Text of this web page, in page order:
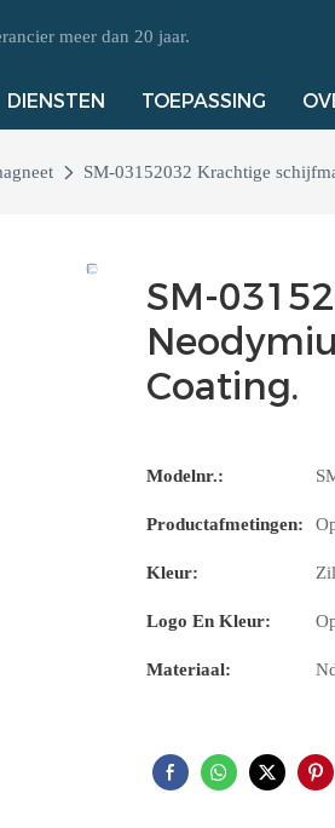
meer dan 20 jaar.
DIENSTEN TOEPASSING
SM-03152032 Krachtige
SM-
Coating.
Modelnr.:
Productafmetingen:
Kleur:
Logo En Kleur:
Materiaal: